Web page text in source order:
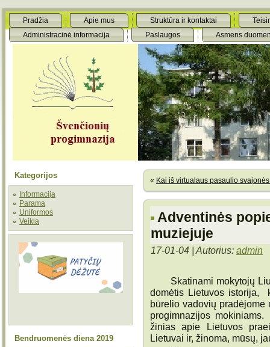
Pradžia Apie mus Struktūra ir kontaktai
Administracinė informacija
Paslaugos Asmens
Kategorijos
Informacija
Parama
Uniformos
Veikla
Bendruomenės diena 2019
« Kai iš virtualaus pasaulio
Adventinės
muziejuje
17-01-04 | Autorius: admin
Skatinami mokytojų
domėtis Lietuvos istorija,
būrelio vadovių
progimnazijos
žinias apie Lietuvos
Lietuvai ir, žinoma, mūsų,